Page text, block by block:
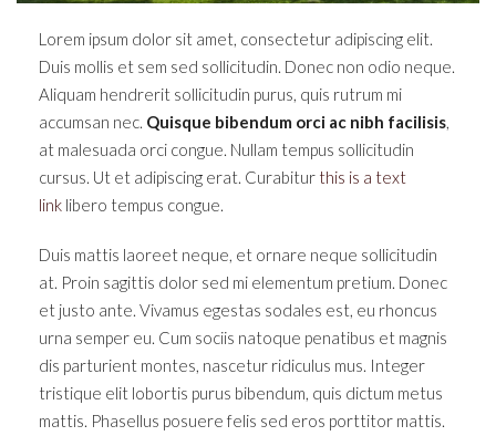
Lorem ipsum dolor sit amet, consectetur adipiscing elit.
Duis mollis et sem sed sollicitudin. Donec non odio neque.
Aliquam hendrerit sollicitudin purus, quis rutrum mi
accumsan nec. Quisque bibendum orci ac nibh facilisis,
at malesuada orci congue. Nullam tempus sollicitudin
cursus. Ut et adipiscing erat. Curabitur this is a text
link libero tempus congue.
Duis mattis laoreet neque, et ornare neque sollicitudin
at. Proin sagittis dolor sed mi elementum pretium. Donec
et justo ante. Vivamus egestas sodales est, eu rhoncus
urna semper eu. Cum sociis natoque penatibus et magnis
dis parturient montes, nascetur ridiculus mus. Integer
tristique elit lobortis purus bibendum, quis dictum metus
mattis. Phasellus posuere felis sed eros porttitor mattis.